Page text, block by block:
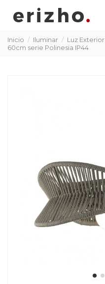
Inicio Iluminar Luz Exterior
60cm serie Polinesia IP44